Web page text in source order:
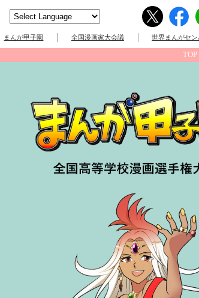
まんが甲子園 全国漫画家大会議 世界まんがセン
TOP